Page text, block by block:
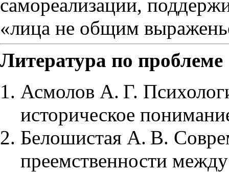
самореализации,
«лица не общим
Литература по проблеме
Асмолов А. Г.
историческое
Белошистая А. В.
преемственности